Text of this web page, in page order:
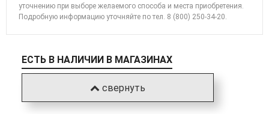
уточнению при выборе желаемого способа и места приобретения.
Подробную информацию уточняйте потел. 8 (800) 250-34-20
ЕСТЬ В НАЛИЧИИ В МАГАЗИНАХ
свернуть